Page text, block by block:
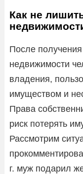
Как не
После
недвижимости
владения,
имуществом и
Права
риск потерять
Рассмотрим
г. муж подарил